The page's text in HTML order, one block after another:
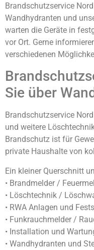
Brandschutzservice
Wandhydranten und
warten die Geräte in
vor Ort. Gerne
verschiedenen
Sie über
Brandschutzservice
und weitere
Brandschutz ist für
private Haushalte von
Ein kleiner Querschnitt
• Brandmelder /
• Löschtechnik /
• RWA Anlagen und
• Funkrauchmelder /
• Installation und
• Wandhydranten und